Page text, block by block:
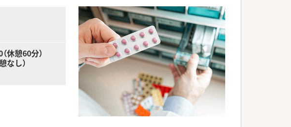
ーンの中でもトップクラスの取得率で地域貢献を行ってい
方箋がなくても健康相談に立ち寄れる薬局を目指してい
師が専門的な調剤や指導業務に専念できる体制を整えて
休憩60分）
なし）